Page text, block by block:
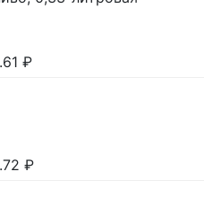
₽
₽